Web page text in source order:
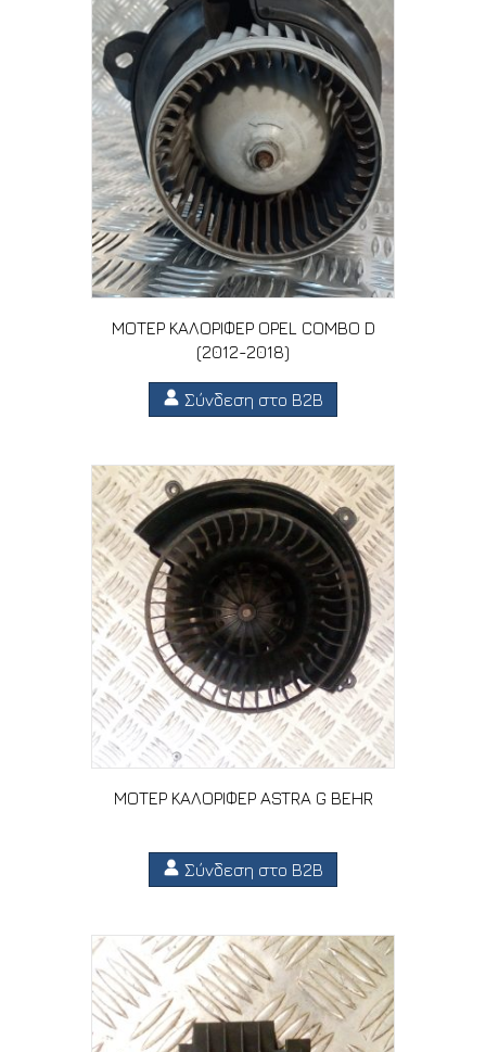
ΜΟΤΕΡ ΚΑΛΟΡΙΦΕΡ OPEL COMBO D
(2012-2018)
Σύνδεση στο B2B
ΜΟΤΕΡ ΚΑΛΟΡΙΦΕΡ ASTRA G BEHR
Σύνδεση στο B2B